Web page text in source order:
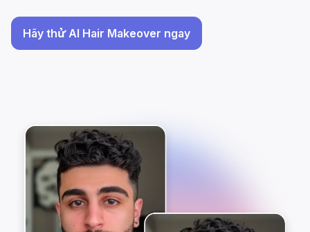
Hãy thử AI Hair Makeover ngay